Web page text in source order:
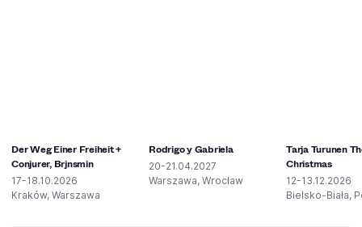
Der Weg Einer Freiheit +
Conjurer, Brjnsmin
17-18.10.2026
Kraków, Warszawa
Rodrigo y Gabriela
20-21.04.2027
Warszawa, Wrocław
Tarja Turunen
Christmas
12-13.12.2026
Bielsko-Biała,